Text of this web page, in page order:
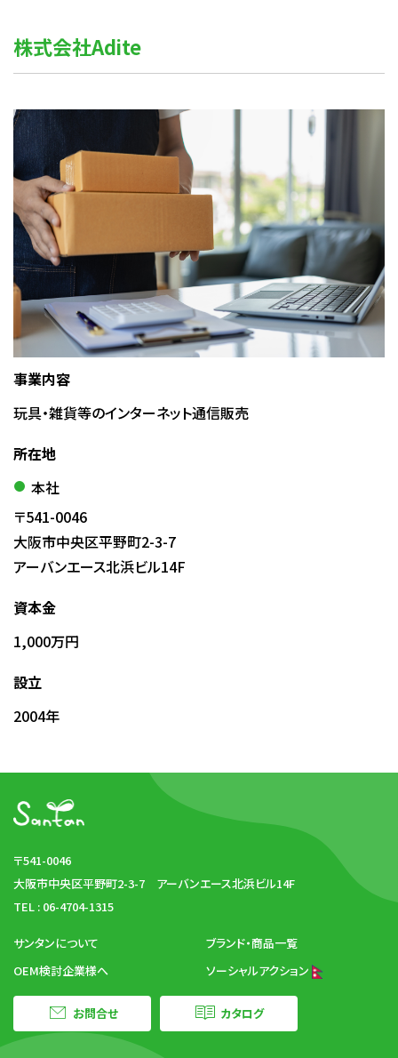
株式会社Adite
事業内容
玩具・雑貨等のインターネット通信販売
所在地
本社
〒541-0046
大阪市中央区平野町2-3-7
アーバンエース北浜ビル14F
資本金
1,000万円
設立
2004年
〒541-0046
大阪市中央区平野町2-3-7 アーバンエース北浜ビル14F
TEL : 06-4704-1315
サンタンについて
ブランド・商品一覧
OEM検討企業様へ
ソーシャルアクション
カタログ
お問合せ